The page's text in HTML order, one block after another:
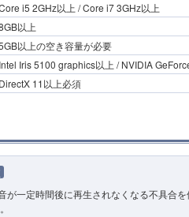
i5 2GHz以上 / Core i7 3GHz以上
以上
以上の空き容量が必要
Intel Iris 5100 graphics以上 / NVIDIA
DirectX 11以上必須
が一定時間後に再生されなくなる不具合